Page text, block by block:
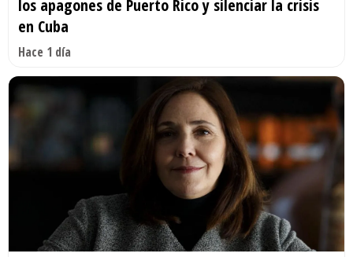
los apagones de Puerto Rico y silenciar la crisis
en Cuba
Hace 1 día